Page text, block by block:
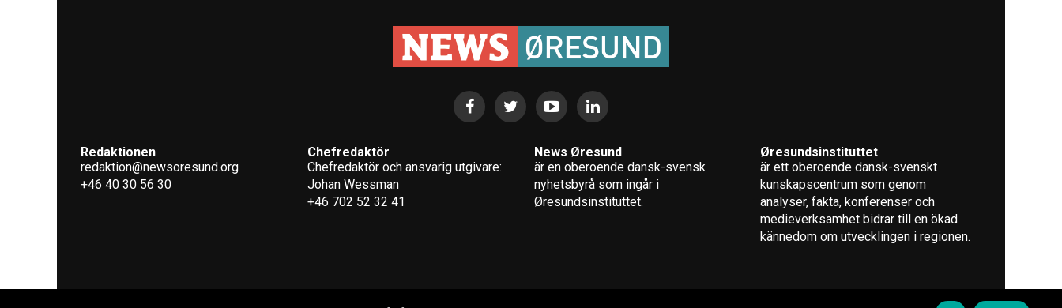
Redaktionen
redaktion@newsoresund.org
+46 40 30 56 30
Chefredaktör
Chefredaktör och ansvarig utgivare:
Johan Wessman
+46 702 52 32 41
News Øresund
är en oberoende dansk-svensk
nyhets­byrå som ingår i
Øresundsinstituttet.
Øresundsinstituttet
är ett oberoende dansk-svenskt
kunskapscentrum som genom
analyser, fakta, konferenser och
medieverksamhet bidrar till en ökad
kännedom om utvecklingen i regionen.